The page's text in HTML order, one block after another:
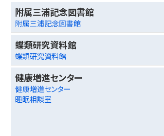
附属三浦記念図書館
附属三浦記念図書館
蝶類研究資料館
蝶類研究資料館
健康増進センター
健康増進センター
睡眠相談室